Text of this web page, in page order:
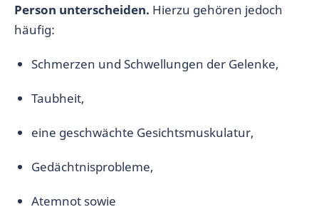
Person unterscheiden. Hierzu gehören jedoch
häufig:
Schmerzen und Schwellungen der Gelenke,
Taubheit,
eine geschwächte Gesichtsmuskulatur,
Gedächtnisprobleme,
Atemnot sowie